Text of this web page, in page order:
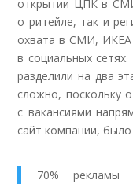
открытии ЦПК в
о ритейле, так и
охвата в СМИ, ИКЕА
в социальных
разделили на два
сложно, поскольку
с вакансиями
сайт компании,
70% рекламы